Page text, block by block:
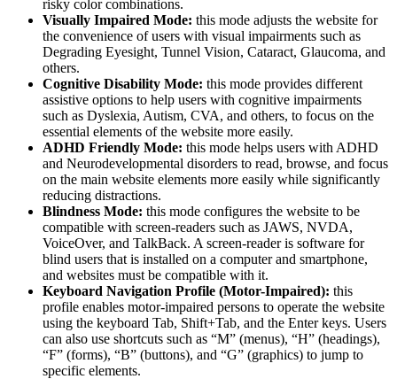
risky color combinations.
Visually Impaired Mode: this mode adjusts the website for
the convenience of users with visual impairments such as
Degrading Eyesight, Tunnel Vision, Cataract, Glaucoma, and
others.
Cognitive Disability Mode: this mode provides different
assistive options to help users with cognitive impairments
such as Dyslexia, Autism, CVA, and others, to focus on the
essential elements of the website more easily.
ADHD Friendly Mode: this mode helps users with ADHD
and Neurodevelopmental disorders to read, browse, and focus
on the main website elements more easily while significantly
reducing distractions.
Blindness Mode: this mode configures the website to be
compatible with screen-readers such as JAWS, NVDA,
VoiceOver, and TalkBack. A screen-reader is software for
blind users that is installed on a computer and smartphone,
and websites must be compatible with it.
Keyboard Navigation Profile (Motor-Impaired): this
profile enables motor-impaired persons to operate the website
using the keyboard Tab, Shift+Tab, and the Enter keys. Users
can also use shortcuts such as “M” (menus), “H” (headings),
“F” (forms), “B” (buttons), and “G” (graphics) to jump to
specific elements.